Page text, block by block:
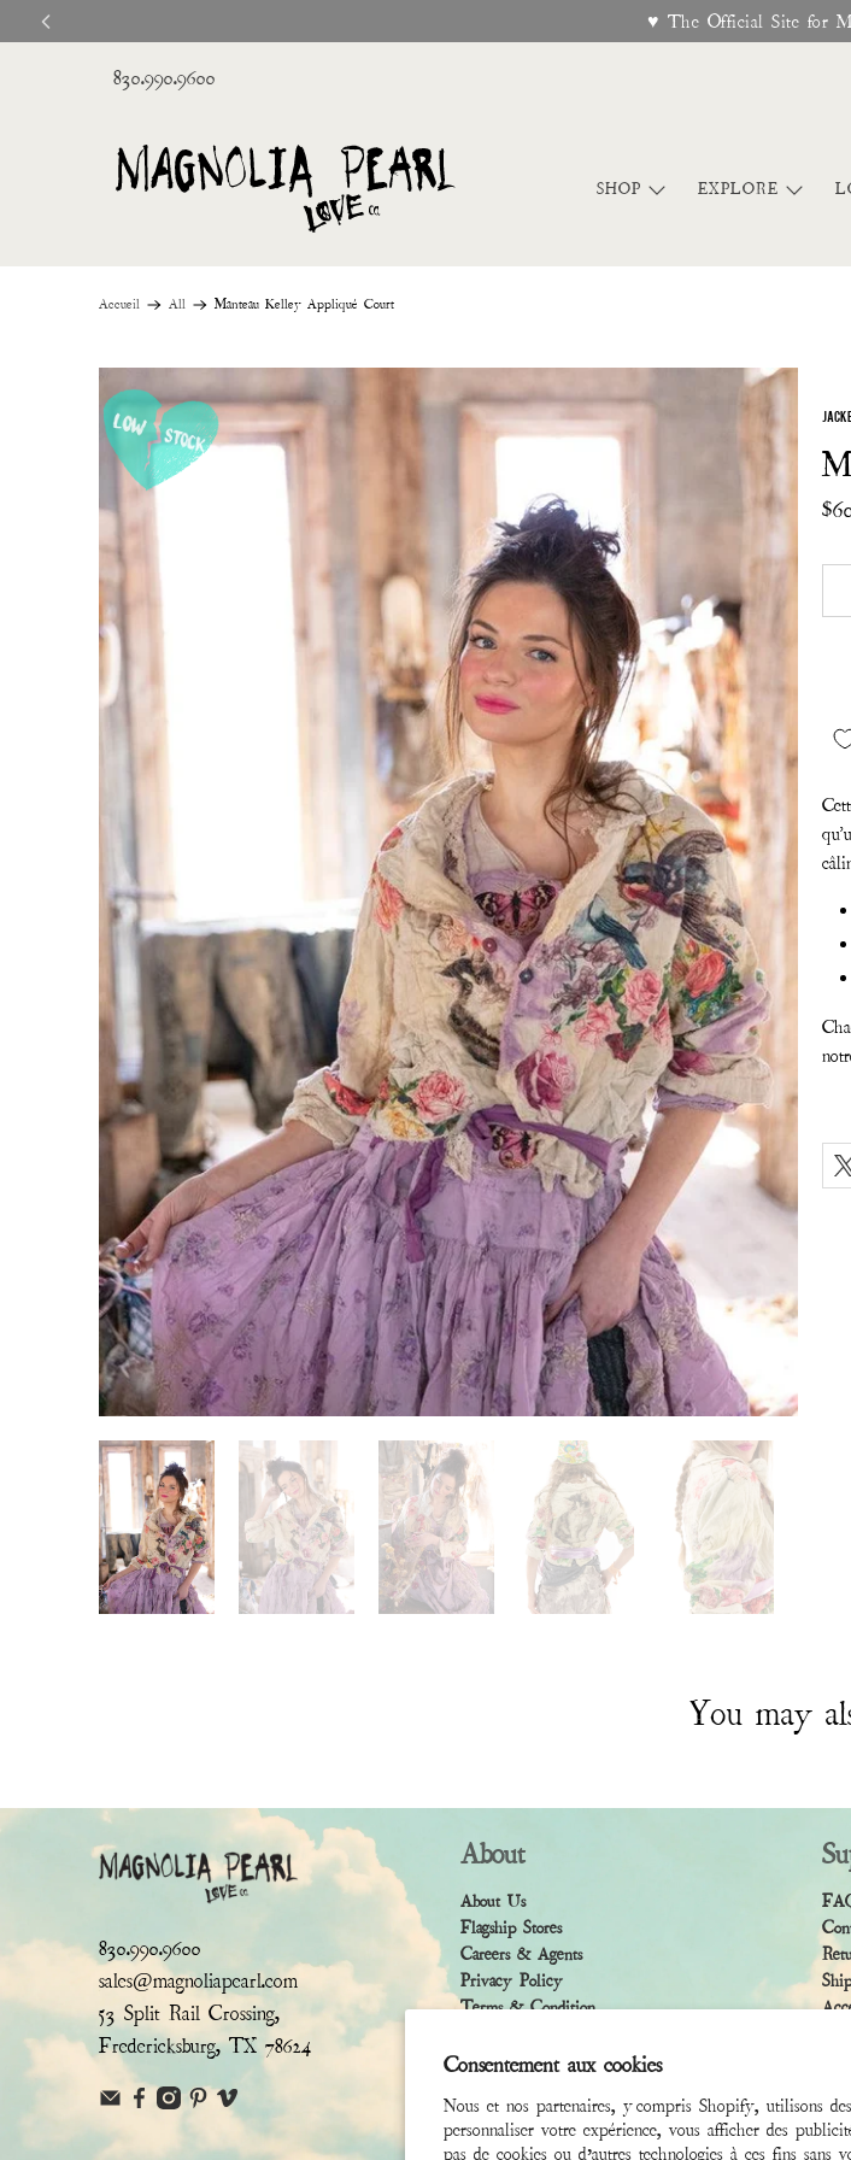
Consentement aux cookies
Nous et nos partenaires, y compris Shopify, utilisons
personnaliser votre expérience, vous afficher des
pas de cookies ou d’autres technologies à ces fins sans
♥︎ The Official Site for
830.990.9600
SHOP EXPLORE
Accueil All Manteau Kelley Appliqué Court
You may
830.990.9600
sales@magnoliapearl.com
53 Split Rail Crossing,
Fredericksburg, TX 78624
About
About Us
Flagship Stores
Careers & Agents
Privacy Policy
Terms & Condition